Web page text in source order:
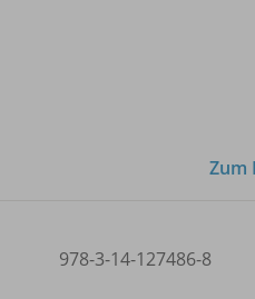
Zum
978-3-14-127486-8